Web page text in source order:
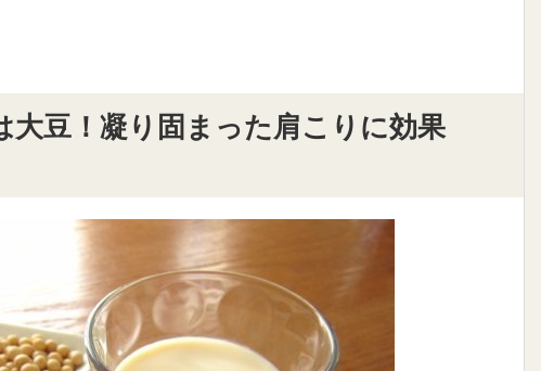
大豆！凝り固まった肩こりに効果